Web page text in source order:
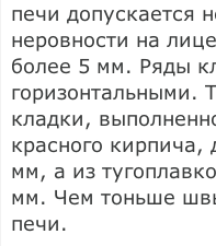
печи допускается
неровности на
более 5 мм. Ряды
горизонтальными.
кладки,
красного кирпича,
мм, а из
мм. Чем тоньше
печи.